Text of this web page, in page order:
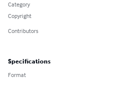
Category
Copyright
Contributors
Specifications
Format